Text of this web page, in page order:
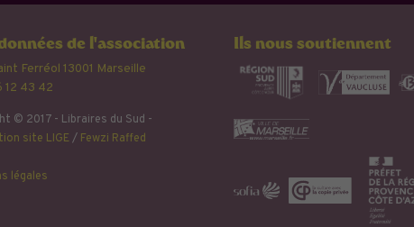
de l'association
Ferréol 13001 Marseille
12 43 42
© 2017 - Libraires du Sud -
site LIGE / Fewzi Raffed
légales
Ils nous soutiennent